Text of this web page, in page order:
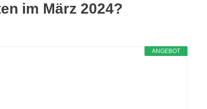
im März 2024?
ANGEBOT